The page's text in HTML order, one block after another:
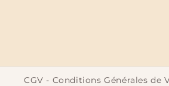
CGV - Conditions Générales de